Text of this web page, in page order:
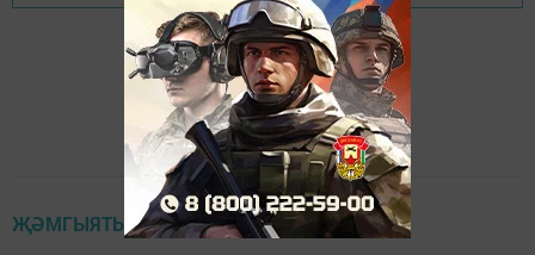
ҖӘМГЫЯТЬ